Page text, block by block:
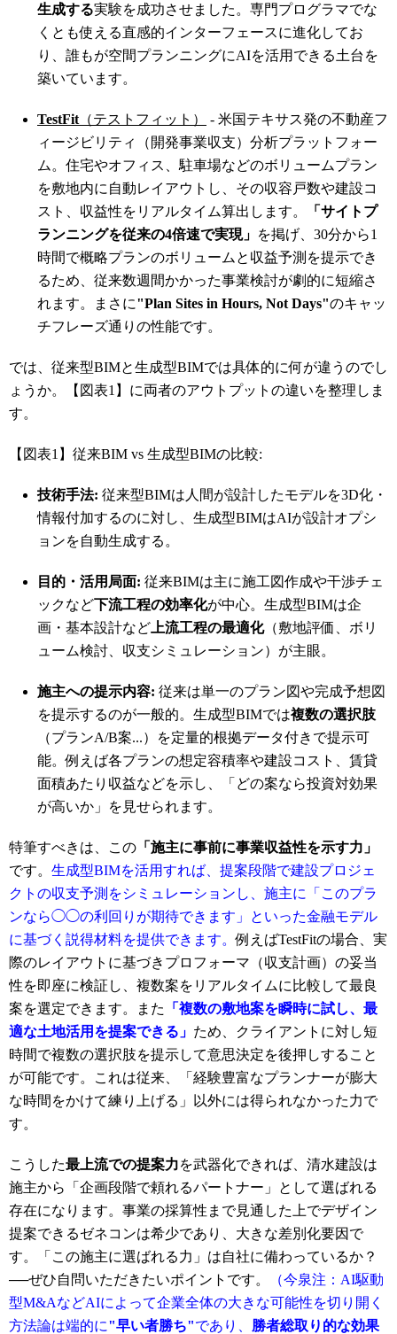
生成する実験を成功させました 。専門プログラマでな
くとも使える直感的インターフェースに進化してお
り、誰もが空間プランニングにAIを活用できる土台を
築いています。
TestFit （テストフィット）
- 米国テキサス発の不動産フ
ィージビリティ（開発事業収支）分析プラットフォー
ム。住宅やオフィス、駐車場などのボリュームプラン
を敷地内に自動レイアウトし、その収容戸数や建設コ
スト、収益性をリアルタイム算出します。
「サイトプ
ランニングを従来の4倍速で実現」 を掲げ 、30分から1
時間で概略プランのボリュームと収益予測を提示でき
るため、従来数週間かかった事業検討が劇的に短縮さ
れます。まさに"Plan Sites in Hours, Not Days"のキャッ
チフレーズ通りの性能です。
では、従来型BIMと生成型BIMでは具体的に何が違うのでし
ょうか。【図表1】に両者のアウトプットの違いを整理しま
す。
【図表1】従来BIM vs 生成型BIMの比較:
技術手法: 従来型BIMは人間が設計したモデルを3D化・
情報付加するのに対し、生成型BIMはAIが設計オプシ
ョンを自動生成する。
目的・活用局面: 従来BIMは主に施工図作成や干渉チェ
ックなど下流工程の効率化が中心。生成型BIMは企
画・基本設計など 上流工程の最適化（敷地評価、ボリ
ューム検討、収支シミュレーション）が主眼。
施主への提示内容: 従来は単一のプラン図や完成予想図
を提示するのが一般的。生成型BIMでは複数の選択肢
（プランA/B案...）を定量的根拠データ付きで提示可
能。例えば各プランの想定容積率や建設コスト、賃貸
面積あたり収益などを示し、「どの案なら投資対効果
が高いか」を見せられます。
特筆すべきは、この 「施主に事前に事業収益性を示す力」
です。 生成型BIMを活用すれば、提案段階で建設プロジェ
クトの収支予測をシミュレーションし、施主に「このプラ
ンなら◯◯の利回りが期待できます」といった金融モデル
に基づく説得材料を提供できます。例えばTestFitの場合、実
際のレイアウトに基づきプロフォーマ（収支計画）の妥当
性を即座に検証し、複数案をリアルタイムに比較して最良
案を選定できます。また
「複数の敷地案を瞬時に試し、最
適な土地活用を提案できる」 ため、クライアントに対し短
時間で複数の選択肢を提示して意思決定を後押しすること
が可能です。これは従来、「経験豊富なプランナーが膨大
な時間をかけて練り上げる」以外には得られなかった力で
す。
こうした最上流での提案力を武器化できれば、清水建設は
施主から「企画段階で頼れるパートナー」として選ばれる
存在になります。事業の採算性まで見通した上でデザイン
提案できるゼネコンは希少であり、大きな差別化要因で
す。「この施主に選ばれる力」は自社に備わっているか？
──ぜひ自問いただきたいポイントです。
（今泉注：AI駆動
型M&AなどAIによって企業全体の大きな可能性を切り開く
方法論は端的に"早い者勝ち"であり、 勝者総取り的な効果